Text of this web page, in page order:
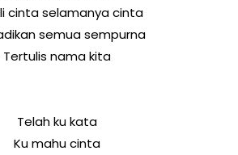
cinta selamanya cinta
semua sempurna
Tertulis nama kita
Telah ku kata
Ku mahu cinta